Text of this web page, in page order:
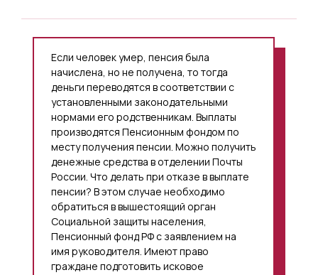
Если человек умер, пенсия была
начислена, но не получена, то тогда
деньги переводятся в соответствии с
установленными законодательными
нормами его родственникам. Выплаты
производятся Пенсионным фондом по
месту получения пенсии. Можно получить
денежные средства в отделении Почты
России. Что делать при отказе в выплате
пенсии? В этом случае необходимо
обратиться в вышестоящий орган
Социальной защиты населения,
Пенсионный фонд РФ с заявлением на
имя руководителя. Имеют право
граждане подготовить исковое